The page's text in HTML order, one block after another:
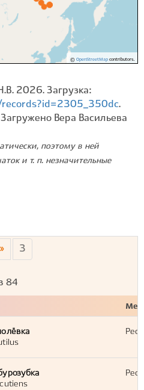
© OpenStreetMapcontributors.
2026. Загрузка:
records?id=2305_350dc.
Вера Васильева
поэтому в ней
и т. п. незначительные
» 3
84